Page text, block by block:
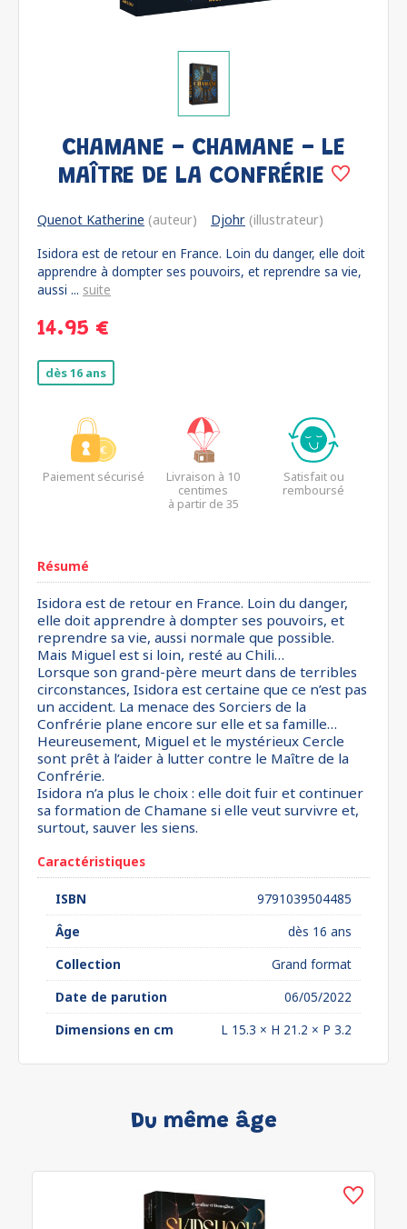
CHAMANE - CHAMANE - LE
MAÎTRE DE LA CONFRÉRIE
Quenot Katherine (auteur) Djohr (illustrateur)
Isidora est de retour en France. Loin du danger, elle doit
apprendre à dompter ses pouvoirs, et reprendre sa vie,
aussi ... suite
14.95 €
dès 16 ans
Paiement sécurisé
Livraison à 10
centimes
à partir de 35
Satisfait ou
remboursé
Résumé
Isidora est de retour en France. Loin du danger,
elle doit apprendre à dompter ses pouvoirs, et
reprendre sa vie, aussi normale que possible.
Mais Miguel est si loin, resté au Chili…
Lorsque son grand-père meurt dans de terribles
circonstances, Isidora est certaine que ce n’est pas
un accident. La menace des Sorciers de la
Confrérie plane encore sur elle et sa famille…
Heureusement, Miguel et le mystérieux Cercle
sont prêt à l’aider à lutter contre le Maître de la
Confrérie.
Isidora n’a plus le choix : elle doit fuir et continuer
sa formation de Chamane si elle veut survivre et,
surtout, sauver les siens.
Caractéristiques
ISBN
9791039504485
Âge
dès 16 ans
Collection
Grand format
Date de parution
06/05/2022
Dimensions en cm
L 15.3 × H 21.2 × P 3.2
Du même âge